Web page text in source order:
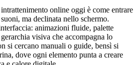
online oggi è come entrare
ma declinata nello schermo.
animazioni fluide, palette
visiva che accompagna lo
si cercano manuali o guide, bensì si
dove ogni elemento punta a creare